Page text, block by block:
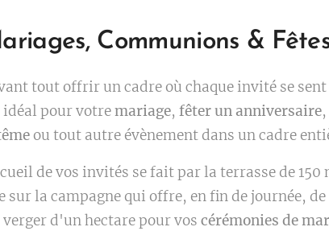
Communions &
tout offrir un cadre où chaque invité se
pour votremariage, fêter un anniversaire,
ou tout autre évènement dans un cadre
de vos invités se fait par la terrasse de 150
sur la campagne qui offre, en fin de journée,
d'un hectare pour vos cérémonies de